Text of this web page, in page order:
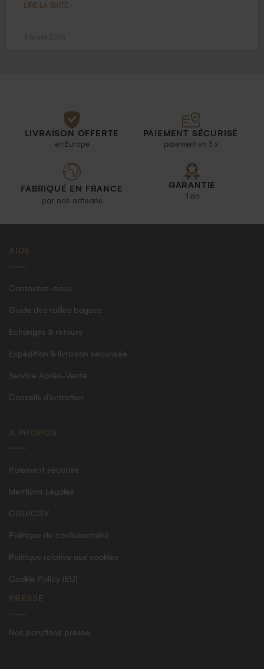
LIRE LA SUITE »
LIVRAISON OFFERTE
en Europe
PAIEMENT SÉCURISÉ
paiement en 3 x
FABRIQUÉ EN FRANCE
par nos artisans
GARANTIE
1 an
AIDE
Contactez-nous
Guide des tailles bagues
Échanges & retours
Expédition & livraison sécurisée
Service Après-Vente
Conseils d’entretien
A PROPOS
Paiement sécurisé
Mentions Légales
CGU/CGV
Politique de confidentialité
Politique relative aux cookies
Cookie Policy (EU)
PRESSE
Nos parutions presse